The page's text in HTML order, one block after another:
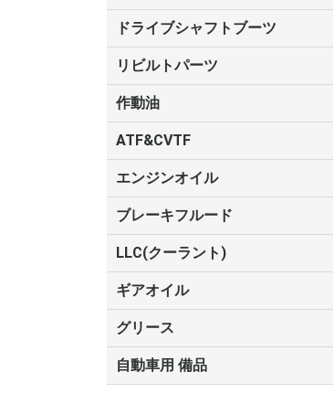
トヨタ
日産
三菱
マツダ
ホンダ
スバル
スズキ
ダイハツ
ドライブシャフトブーツ
分割タイプ
リビルトパーツ
リビルト シリンダーヘッド
リビルトドライブシャフト
リビルトパワーステアリングポ
ンプ
リビルトフューエルポンプ
作動油
トヨタ
ATF&CVTF
トヨタ
エンジンオイル
モービル1
ブレーキフルード
トヨタ
LLC(クーラント)
ギアオイル
トヨタ
グリース
タイホーコーザイ
トヨタ
自動車用 備品